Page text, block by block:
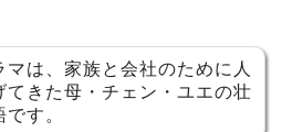
マは、家族と会社のために人
てきた母・チェン・ユエの壮
す。